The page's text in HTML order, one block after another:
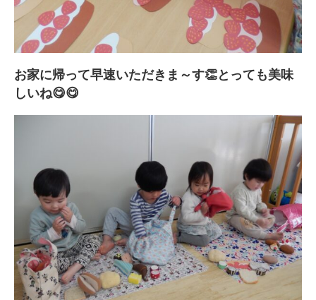
お家に帰って早速いただきま～す👏とっても美味
しいね😋😋